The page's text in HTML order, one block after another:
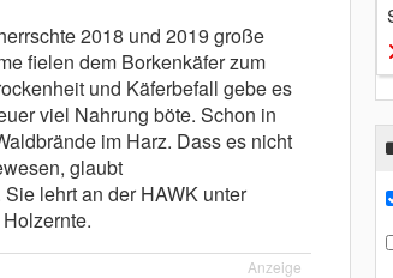
2018 und 2019 große
fielen dem Borkenkäfer zum
und Käferbefall gebe es
viel Nahrung böte. Schon in
im Harz. Dass es nicht
glaubt
lehrt an der HAWK unter
Anzeige